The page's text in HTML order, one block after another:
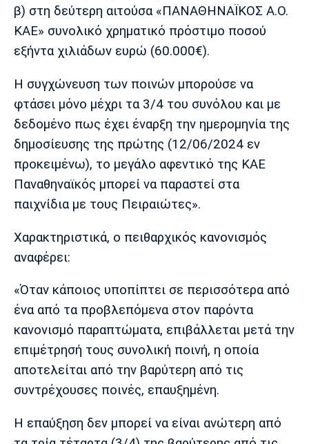
Αστέρας
Πόρτο Μπενφίκα
β) στη δεύτερη αιτούσα «ΠΑΝΑΘΗΝΑΪΚΟΣ Α.Ο.
ΚΑΕ» συνολικό χρηματικό πρόστιμο ποσού
εξήντα χιλιάδων ευρώ (60.000€).
Η συγχώνευση των ποινών μπορούσε να
φτάσει μόνο μέχρι τα 3/4 του συνόλου και με
δεδομένο πως έχει έναρξη την ημερομηνία της
δημοσίευσης της πρώτης (12/06/2024 εν
προκειμένω), το μεγάλο αφεντικό της ΚΑΕ
Παναθηναϊκός μπορεί να παραστεί στα
παιχνίδια με τους Πειραιώτες».
Χαρακτηριστικά, ο πειθαρχικός κανονισμός
αναφέρει:
«Όταν κάποιος υποπίπτει σε περισσότερα από
ένα από τα προβλεπόμενα στον παρόντα
κανονισμό παραπτώματα, επιβάλλεται μετά την
επιμέτρησή τους συνολική ποινή, η οποία
αποτελείται από την βαρύτερη από τις
συντρέχουσες ποινές, επαυξημένη.
Η επαύξηση δεν μπορεί να είναι ανώτερη από